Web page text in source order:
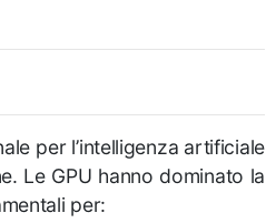
per l’intelligenza artificiale
Le GPU hanno dominato la
per: